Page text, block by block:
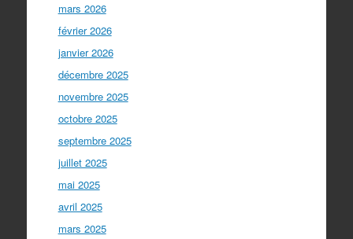
mars 2026
février 2026
janvier 2026
décembre 2025
novembre 2025
octobre 2025
septembre 2025
juillet 2025
mai 2025
avril 2025
mars 2025